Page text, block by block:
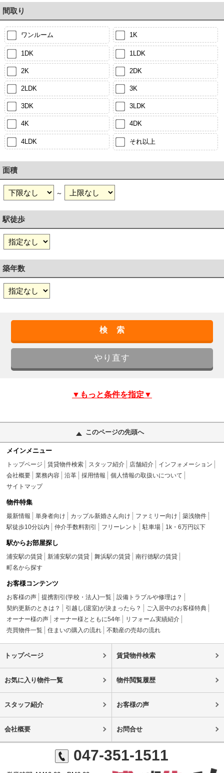
間取り
ワンルーム 1K
1DK 1LDK
2K 2DK
2LDK 3K
3DK 3LDK
4K 4DK
4LDK それ以上
面積
～
駅徒歩
築年数
▼もっと条件を指定▼
このページの先頭へ
メインメニュー
トップページ 賃貸物件検索 スタッフ紹介 店舗紹介
インフォメーション
会社概要
業務内容 沿革 採用情報
個人情報の取扱いについて
サイトマップ
物件特集
最新情報 単身者向け カップル新婚さん向け ファミリー向け
築浅物件
駅徒歩10分以内
仲介手数料割引 フリーレント 駐車場 1k・6万円以下
駅からお部屋探し
浦安駅の賃貸 新浦安駅の賃貸 舞浜駅の賃貸
南行徳駅の賃貸
町名から探す
お客様コンテンツ
お客様の声 提携割引(学校・法人)一覧
設備トラブルや修理は？
契約更新のときは？
引越し(退室)が決まったら？
ご入居中のお客様特典
オーナー様の声
オーナー様とともに54年
リフォーム実績紹介
売買物件一覧
住まいの購入の流れ 不動産の売却の流れ
トップページ 賃貸物件検索
お気に入り物件一覧 物件閲覧履歴
スタッフ紹介 お客様の声
会社概要 お問合せ
047-351-1511